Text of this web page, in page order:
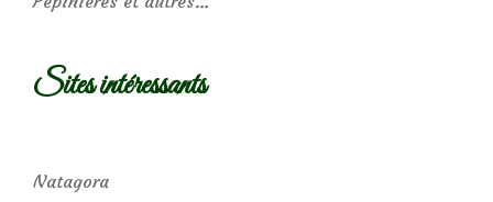
Sites intéressants
Natagora